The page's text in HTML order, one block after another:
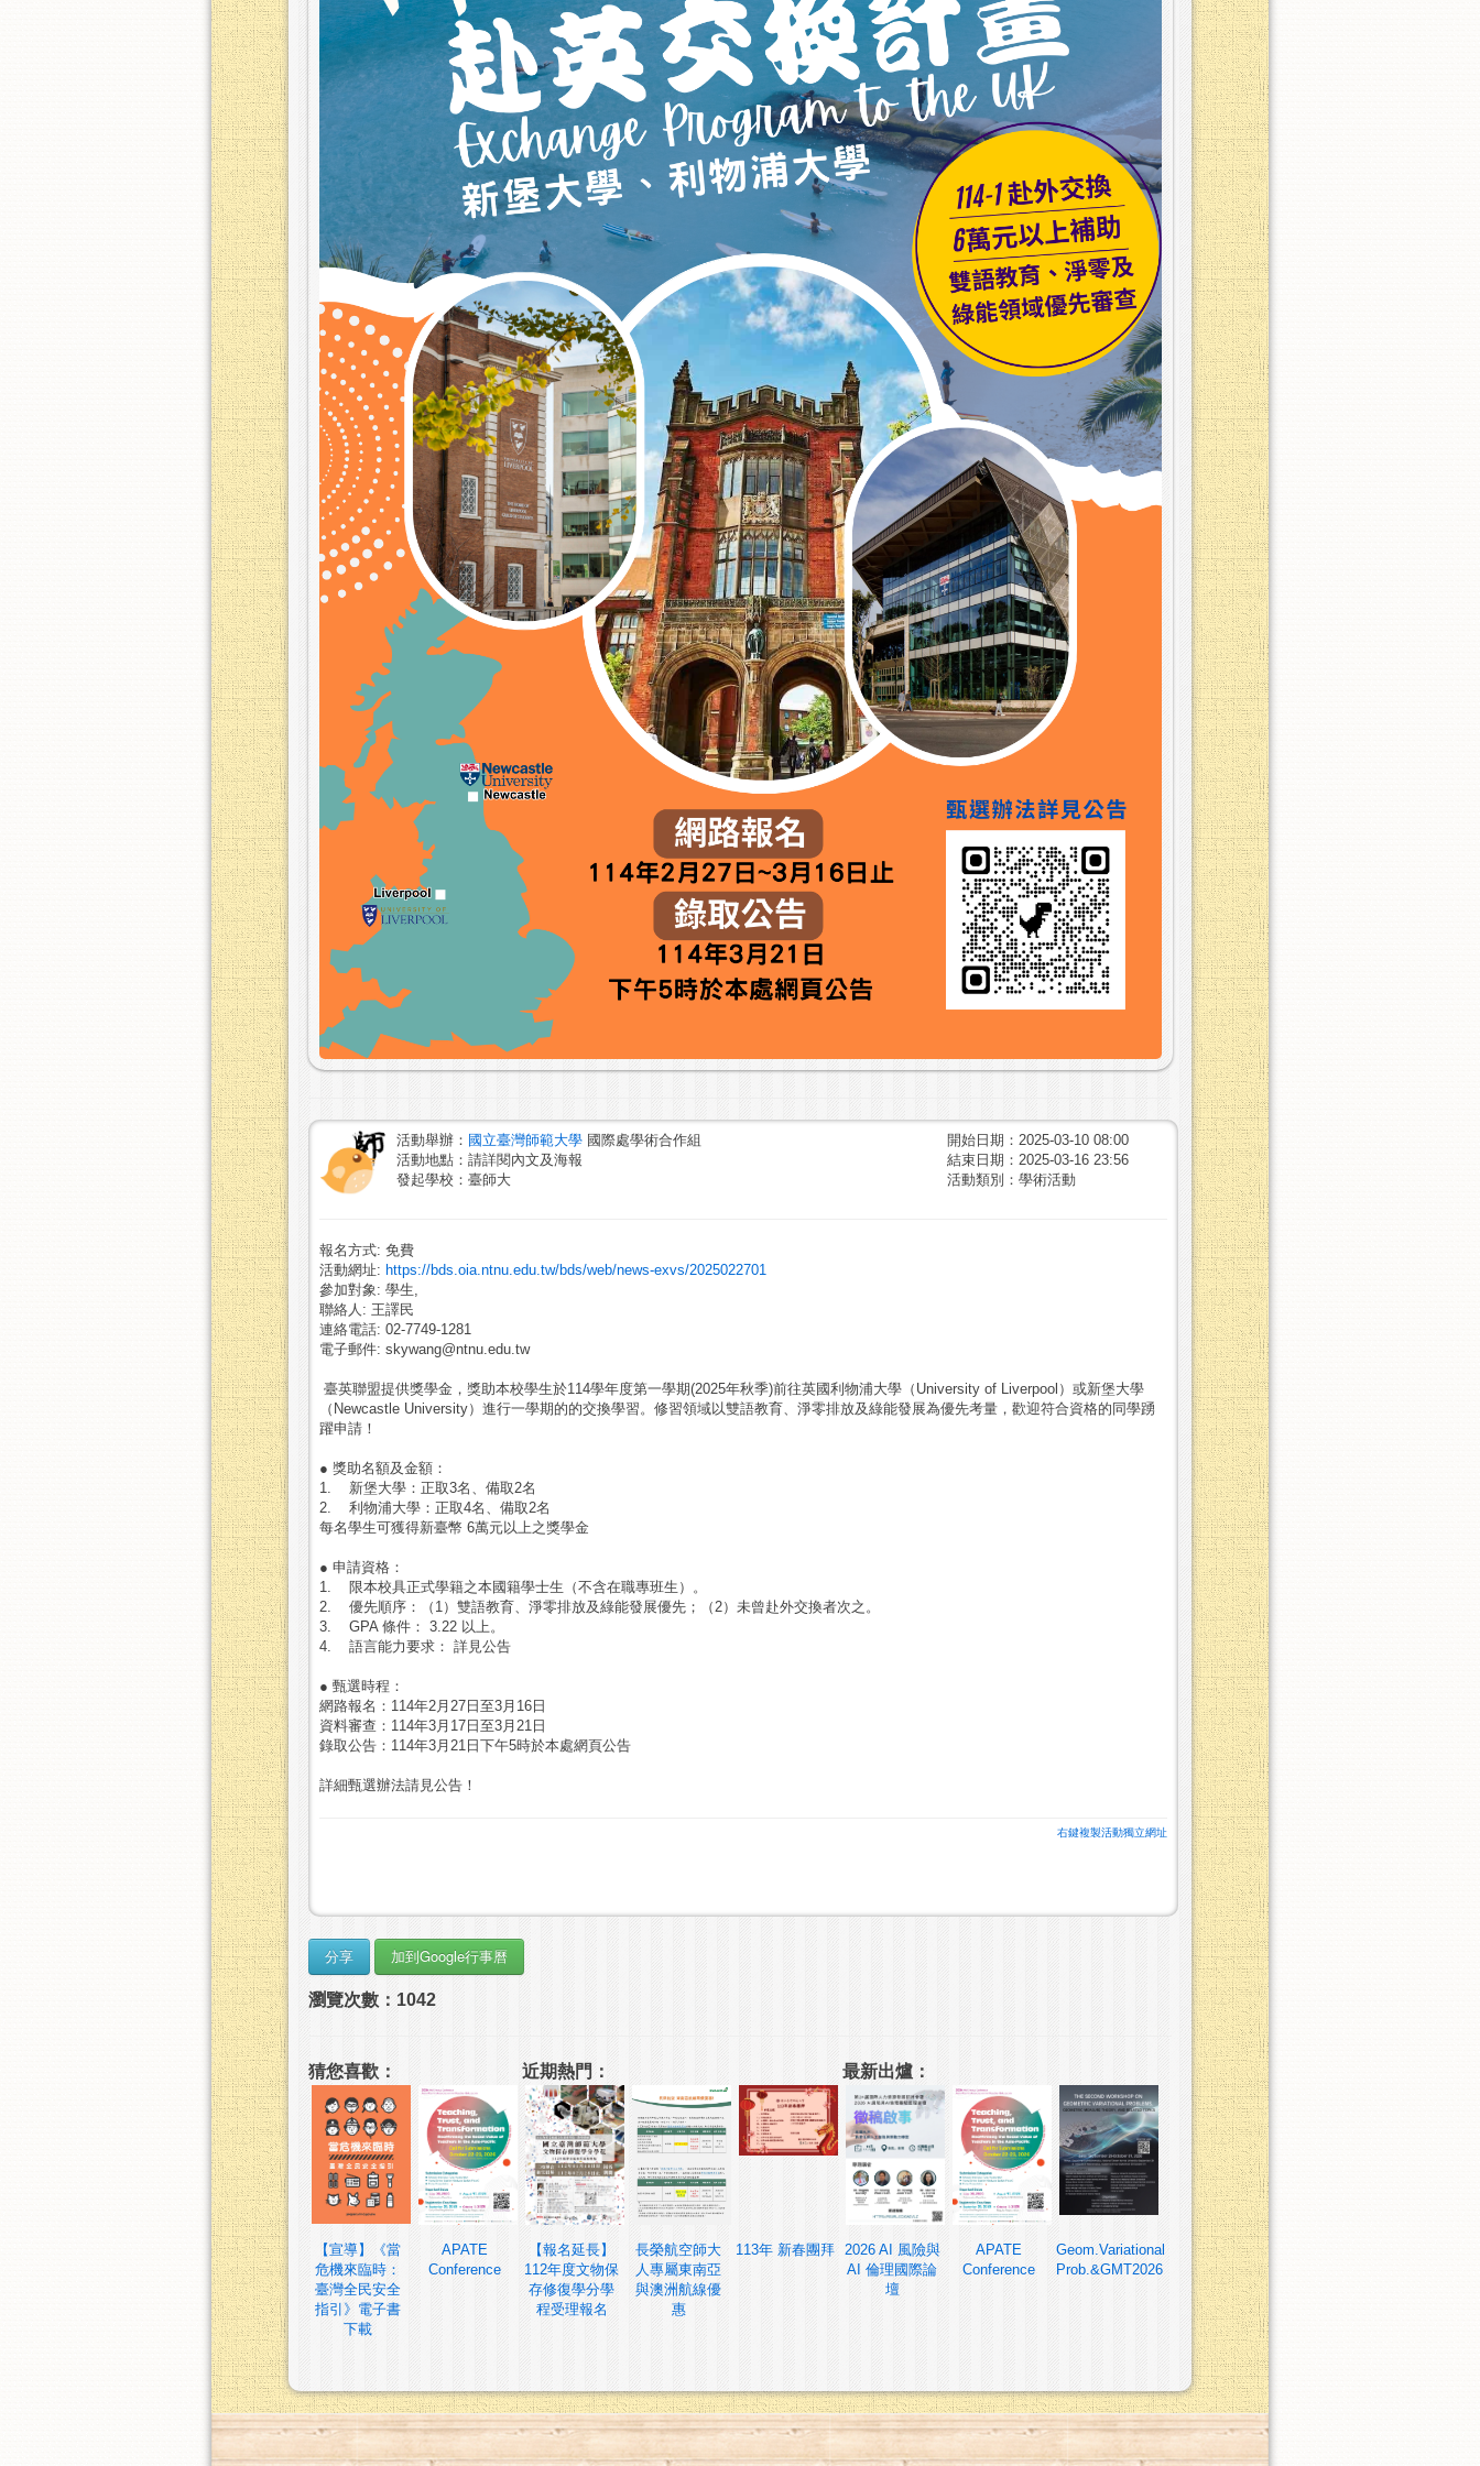
活動舉辦： 國立臺灣師範大學 國際處學術合作組
活動地點：請詳閱內文及海報
發起學校：臺師大
開始日期：2025-03-10 08:00
結束日期：2025-03-16 23:56
活動類別：學術活動
報名方式: 免費
活動網址: https://bds.oia.ntnu.edu.tw/bds/web/news-exvs/2025022701
參加對象: 學生,
聯絡人: 王譯民
連絡電話: 02-7749-1281
電子郵件: skywang@ntnu.edu.tw
臺英聯盟提供獎學金，獎助本校學生於114學年度第一學期(2025年秋季)前往英國利物浦大學（University of Liverpool）或新堡大學
（Newcastle University）進行一學期的的交換學習。修習領域以雙語教育、淨零排放及綠能發展為優先考量，歡迎符合資格的同學踴
躍申請！
● 獎助名額及金額：
1. 新堡大學：正取3名、備取2名
2. 利物浦大學：正取4名、備取2名
每名學生可獲得新臺幣 6萬元以上之獎學金
● 申請資格：
1. 限本校具正式學籍之本國籍學士生（不含在職專班生）。
2. 優先順序：（1）雙語教育、淨零排放及綠能發展優先；（2）未曾赴外交換者次之。
3. GPA 條件： 3.22 以上。
4. 語言能力要求： 詳見公告
● 甄選時程：
網路報名：114年2月27日至3月16日
資料審查：114年3月17日至3月21日
錄取公告：114年3月21日下午5時於本處網頁公告
詳細甄選辦法請見公告！
右鍵複製活動獨立網址
瀏覽次數：1042
猜您喜歡：
【宣導】《當
危機來臨時：
臺灣全民安全
指引》電子書
下載
APATE
Conference
近期熱門：
【報名延長】
112年度文物保
存修復學分學
程受理報名
長榮航空師大
人專屬東南亞
與澳洲航線優
惠
113年 新春團拜
最新出爐：
2026 AI 風險與
AI 倫理國際論
壇
APATE
Conference
Geom.Variational
Prob.&GMT2026